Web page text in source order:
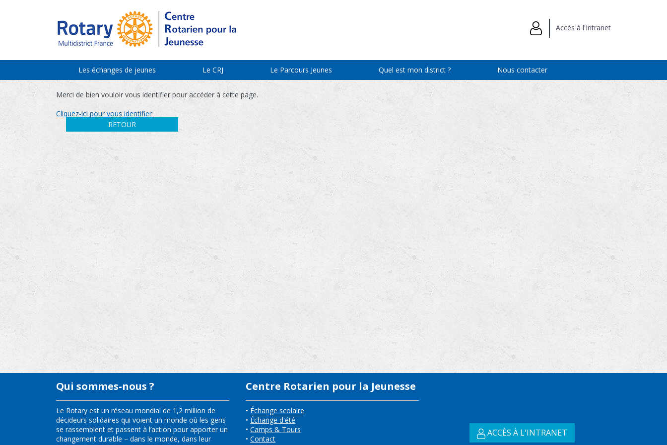
Accès à l'Intranet
Les échanges de jeunes Le CRJ Le Parcours Jeunes Quel est mon district ? Nous contacter
Merci de bien vouloir vous identifier pour accéder à cette page.
Cliquez-ici pour vous identifier
RETOUR
Qui sommes-nous ?
Le Rotary est un réseau mondial de 1,2 million de
décideurs solidaires qui voient un monde où les gens
se rassemblent et passent à l’action pour apporter un
changement durable – dans le monde, dans leur
Centre Rotarien pour la Jeunesse
• Échange scolaire
• Échange d'été
•Camps & Tours
•Contact
ACCÈS À L'INTRANET